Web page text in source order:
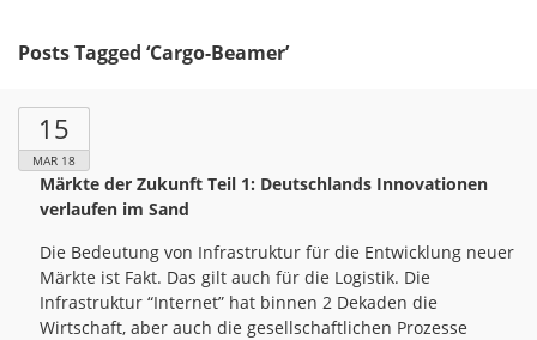
Posts Tagged ‘Cargo-Beamer’
15
MAR 18
Märkte der Zukunft Teil 1: Deutschlands Innovationen
verlaufen im Sand
Die Bedeutung von Infrastruktur für die Entwicklung neuer
Märkte ist Fakt. Das gilt auch für die Logistik. Die
Infrastruktur “Internet” hat binnen 2 Dekaden die
Wirtschaft, aber auch die gesellschaftlichen Prozesse